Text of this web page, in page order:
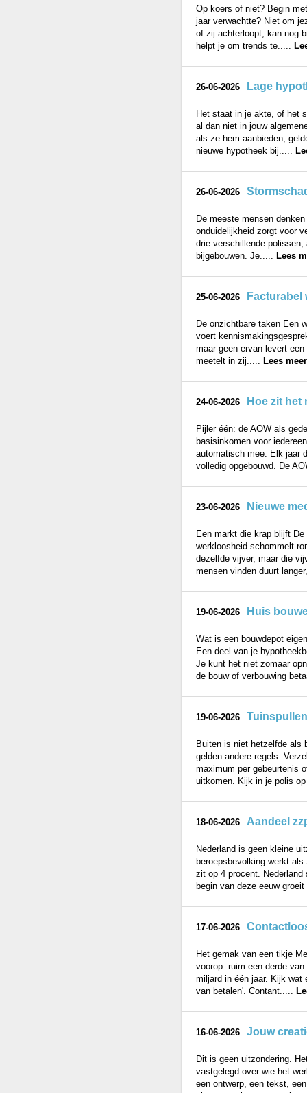
Op koers of niet? Begin
jaar verwachtte? Niet om
of zij achterloopt, kan nog
helpt je om trends te.....
26-06-2026 Lage
Het staat in je akte, of het
al dan niet in jouw
als ze hem aanbieden,
nieuwe hypotheek bij.....
26-06-2026
De meeste mensen
onduidelijkheid zorgt voor
drie verschillende
bijgebouwen. Je..... Lees
25-06-2026 Facturabel
De onzichtbare taken Een
voert
maar geen ervan levert
meetelt in zij..... Lees
24-06-2026 Hoe zit
Pijler één: de AOW als
basisinkomen voor
automatisch mee. Elk jaar
volledig opgebouwd. De
23-06-2026 Nieuwe
Een markt die krap blijft
werkloosheid schommelt
dezelfde vijver, maar die
mensen vinden duurt
19-06-2026 Huis
Wat is een bouwdepot
Een deel van je
Je kunt het niet zomaar
de bouw of verbouwing
19-06-2026
Buiten is niet hetzelfde als
gelden andere regels.
maximum per gebeurtenis
uitkomen. Kijk in je polis
18-06-2026 Aandeel
Nederland is geen kleine
beroepsbevolking werkt
zit op 4 procent.
begin van deze eeuw
17-06-2026
Het gemak van een tikje
voorop: ruim een derde
miljard in één jaar. Kijk wat
van betalen'. Contant.....
16-06-2026 Jouw
Dit is geen uitzondering.
vastgelegd over wie het
een ontwerp, een tekst,